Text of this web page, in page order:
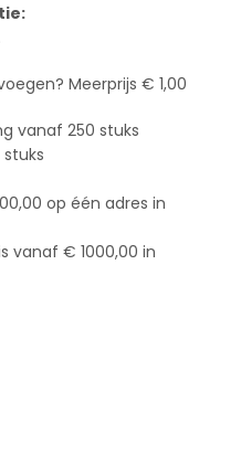
Meerprijs € 1,00
vanaf 250 stuks
op één adres in
vanaf € 1000,00 in